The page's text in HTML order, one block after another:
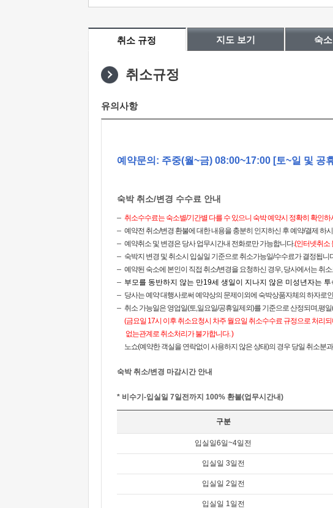
취소 규정 지도 보기 숙
취소규정
유의사항
예약문의: 주중(월~금) 08:00~17:00 [토~일 및 공
숙박 취소/변경 수수료 안내
취소수수료는 숙소별/기간별 다를 수 있으니 숙박 예약시 정확히 확인하
예약전 취소/변경 환불에 대한 내용을 충분히 인지하신 후 예약/결제 하
예약취소 및 변경은 당사 업무시간내 전화로만 가능합니다.(인터넷취소
숙박지 변경 및 취소시 입실일 기준으로 취소가능일/수수료가 결정됩니
예약된 숙소에 본인이 직접 취소/변경을 요청하신 경우, 당사에서는 취
부모를 동반하지 않는 만19세 생일이 지나지 않은 미성년자는
당사는 예약 대행사로써 예약상의 문제이외에 숙박상품자체의 하자로
취소 가능일은 영업일(토,일요일/공휴일제외)를 기준으로 산정되며,평
(금요일 17시 이후 취소요청시 차주 월요일 취소수수료 규정으로 처리
없는관계로 취소처리가 불가합니다. )
노쇼(예약한 객실을 연락없이 사용하지 않은 상태)의 경우 당일 취소분
숙박 취소/변경 마감시간 안내
* 비수기-입실일 7일전까지 100% 환불(업무시간내)
구분
입실일6일~4일전
입실일 3일전
입실일 2일전
입실일 1일전